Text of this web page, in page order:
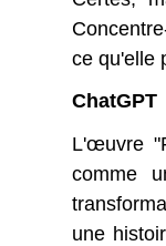
ce qu'elle
ChatGPT
L'œuvre
comme
une